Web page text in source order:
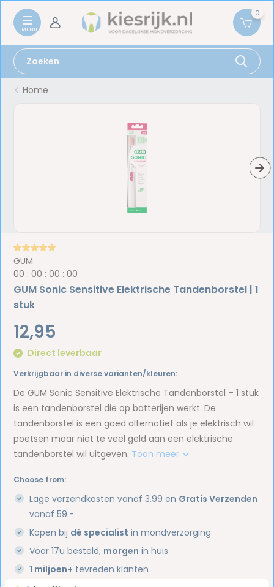
0
Home
GUM
00 :00 :00 :00
GUM Sonic Sensitive Elektrische Tandenborstel | 1
stuk
12,95
Direct leverbaar
Verkrijgbaar in diverse varianten/kleuren:
De GUM Sonic Sensitive Elektrische Tandenborstel – 1 stuk
is een tandenborstel die op batterijen werkt. De
tandenborstel is een goed alternatief als je elektrisch wil
poetsen maar niet te veel geld aan een elektrische
tandenborstel wil uitgeven. Toon meer
Choose from:
Lage verzendkosten vanaf 3,99 en Gratis Verzenden
vanaf 59.-
Kopen bij dé specialist in mondverzorging
Voor 17u besteld, morgen in huis
1 miljoen+ tevreden klanten